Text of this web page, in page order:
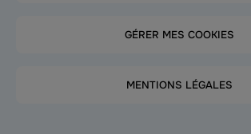
GÉRER MES COOKIES
MENTIONS LÉGALES